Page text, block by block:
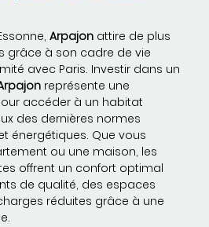
Arpajon attire de plus
grâce à son cadre de vie
avec Paris. Investir dans un
représente une
accéder à un habitat
des dernières normes
énergétiques. Que vous
ou une maison, les
offrent un confort optimal
de qualité, des espaces
réduites grâce à une